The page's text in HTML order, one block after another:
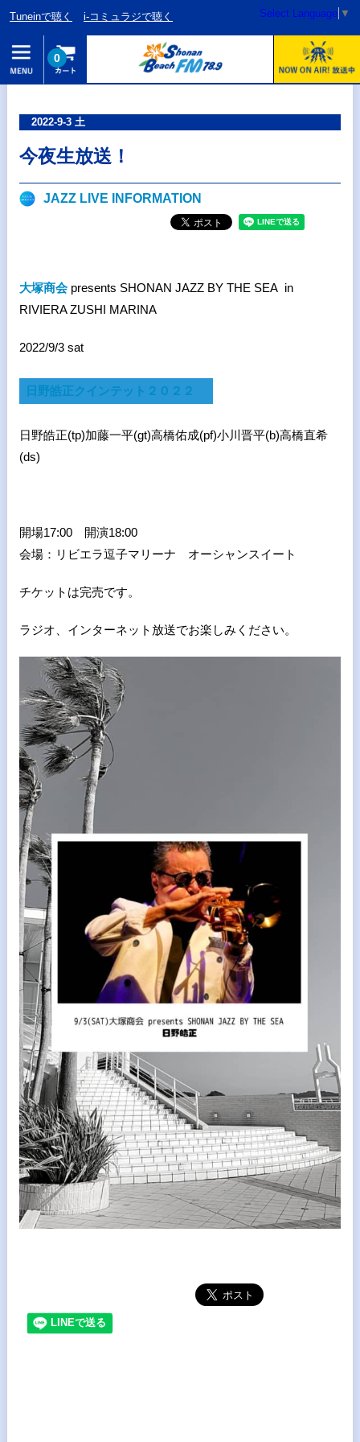
Tuneinで聴く i-コミュラジで聴く Select Language ▼
0
2022-9-3 土
今夜生放送！
JAZZ LIVE INFORMATION
大塚商会presents SHONAN JAZZ BY THE SEA in
RIVIERA ZUSHI MARINA
2022/9/3 sat
日野皓正クインテット２０２２
日野皓正(tp)加藤一平(gt)高橋佑成(pf)小川晋平(b)高橋直希
(ds)
開場17:00 開演18:00
会場：リビエラ逗子マリーナ オーシャンスイート
チケットは完売です。
ラジオ、インターネット放送でお楽しみください。